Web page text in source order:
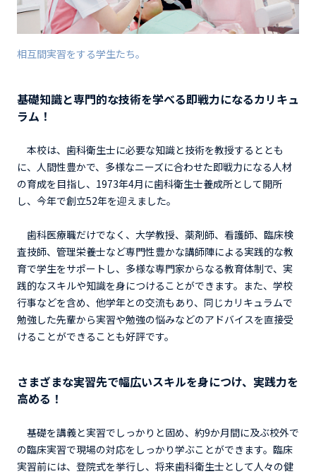
相互間実習をする学生たち。
基礎知識と専門的な技術を学べる即戦力になるカリキュ
ラム！
本校は、歯科衛生士に必要な知識と技術を教授するととも
に、人間性豊かで、多様なニーズに合わせた即戦力になる人材
の育成を目指し、1973年4月に歯科衛生士養成所として開所
し、今年で創立52年を迎えました。
歯科医療職だけでなく、大学教授、薬剤師、看護師、臨床検
査技師、管理栄養士など専門性豊かな講師陣による実践的な教
育で学生をサポートし、多様な専門家からなる教育体制で、実
践的なスキルや知識を身につけることができます。また、学校
行事などを含め、他学年との交流もあり、同じカリキュラムで
勉強した先輩から実習や勉強の悩みなどのアドバイスを直接受
けることができることも好評です。
さまざまな実習先で幅広いスキルを身につけ、実践力を
高める！
基礎を講義と実習でしっかりと固め、約9か月間に及ぶ校外で
の臨床実習で現場の対応をしっかり学ぶことができます。臨床
実習前には、登院式を挙行し、将来歯科衛生士として人々の健